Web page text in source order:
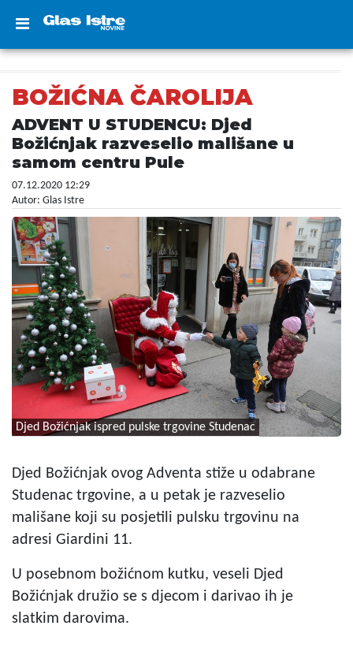
BOŽIĆNA ČAROLIJA
ADVENT U STUDENCU: Djed
Božićnjak razveselio mališane u
samom centru Pule
07.12.2020 12:29
Autor: Glas Istre
Djed Božićnjak ispred pulske trgovine Studenac
Djed Božićnjak ovog Adventa stiže u odabrane
Studenac trgovine, a u petak je razveselio
mališane koji su posjetili pulsku trgovinu na
adresi Giardini 11.
U posebnom božićnom kutku, veseli Djed
Božićnjak družio se s djecom i darivao ih je
slatkim darovima.